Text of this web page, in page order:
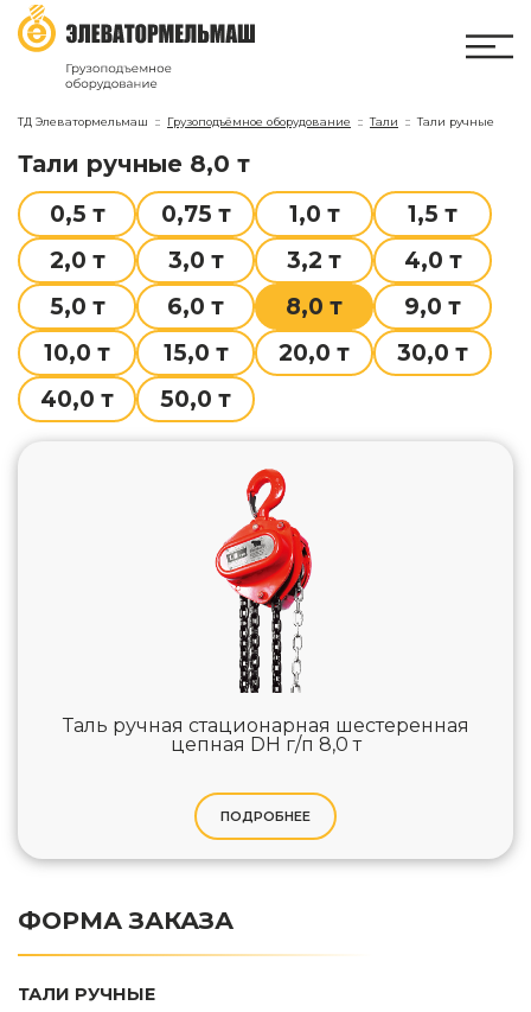
ТД Элеватормельмаш Грузоподъёмное оборудование Тали Тали ручные
тали ручные 8,0 т
0,5 т 0,75 т 1,0 т
1,5 т
2,0 т
3,0 т 3,2 т
4,0 т
5,0 т
6,0 т 8,0 т
9,0 т
10,0 т
15,0 т 20,0 т
30,0 т
40,0 т
50,0 т
Таль ручная стационарная шестеренная
цепная DH г/п 8,0 т
ПОДРОБНЕЕ
ФОРМА ЗАКАЗА
ТАЛИ РУЧНЫЕ